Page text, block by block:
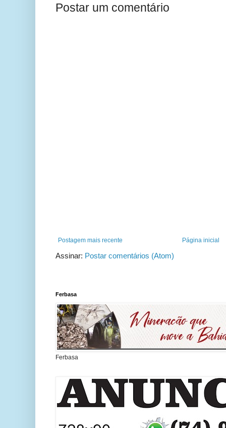
Postar um comentário
Postagem mais recente Página inicial
Assinar: Postar comentários (Atom)
Ferbasa
Ferbasa